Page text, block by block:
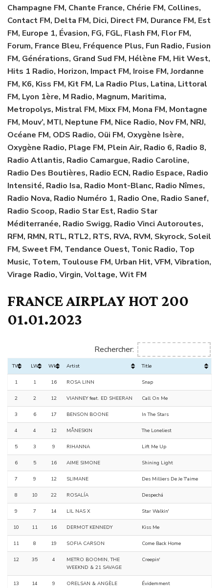
Champagne FM, Chante France, Chérie FM, Collines,
Contact FM, Delta FM, Dici, Direct FM, Durance FM, Est
FM, Europe 1, Évasion, FG, FGL, Flash FM, Flor FM,
Forum, France Bleu, Fréquence Plus, Fun Radio, Fusion
FM, Générations, Grand Sud FM, Hélène FM, Hit West,
Hits 1 Radio, Horizon, Impact FM, Iroise FM, Jordanne
FM, K6, Kiss FM, Kit FM, La Radio Plus, Latina, Littoral
FM, Lyon 1ère, M Radio, Magnum, Maritima,
Metropolys, Mistral FM, Mixx FM, Mona FM, Montagne
FM, Mouv’, MTI, Neptune FM, Nice Radio, Nov FM, NRJ,
Océane FM, ODS Radio, Oüi FM, Oxygène Isère,
Oxygène Radio, Plage FM, Plein Air, Radio 6, Radio 8,
Radio Atlantis, Radio Camargue, Radio Caroline,
Radio Des Boutières, Radio ECN, Radio Espace, Radio
Intensité, Radio Isa, Radio Mont-Blanc, Radio Nîmes,
Radio Nova, Radio Numéro 1, Radio One, Radio Sanef,
Radio Scoop, Radio Star Est, Radio Star
Méditerranée, Radio Swigg, Radio Vinci Autoroutes,
RFM, RMN, RTL, RTL2, RTS, RVA, RVM, Skyrock, Soleil
FM, Sweet FM, Tendance Ouest, Tonic Radio, Top
Music, Totem, Toulouse FM, Urban Hit, VFM, Vibration,
Virage Radio, Virgin, Voltage, Wit FM
FRANCE AIRPLAY HOT 200
01.01.2023
Rechercher:
TW LW Wks Artist Title
1 1 16 ROSA LINN Snap
2 2 12 VIANNEY feat. ED SHEERAN Call On Me
3 6 17 BENSON BOONE In The Stars
4 4 12 MÅNESKIN The Loneliest
5 3 9 RIHANNA Lift Me Up
6 5 16 AIME SIMONE Shining Light
7 9 12 SLIMANE Des Milliers De Je T'aime
8 10 22 ROSALÍA Despechá
9 7 14 LIL NAS X Star Walkin'
10 11 16 DERMOT KENNEDY Kiss Me
11 8 19 SOFIA CARSON Come Back Home
12 35 4
METRO BOOMIN, THE
WEEKND & 21 SAVAGE
Creepin'
13 14 9 ORELSAN & ANGÈLE Évidemment